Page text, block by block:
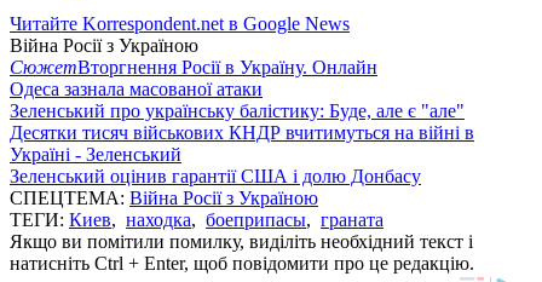
Читайте Korrespondent.net в Google News
Війна Росії з Україною
СюжетВторгнення Росії в Україну. Онлайн
Одеса зазнала масованої атаки
Зеленський про українську балістику: Буде, але є "але"
Десятки тисяч військових КНДР вчитимуться на війні в
Україні - Зеленський
Зеленський оцінив гарантії США і долю Донбасу
СПЕЦТЕМА: Війна Росії з Україною
ТЕГИ: Киев, находка, боеприпасы, граната
Якщо ви помітили помилку, виділіть необхідний текст і
натисніть Ctrl + Enter, щоб повідомити про це редакцію.